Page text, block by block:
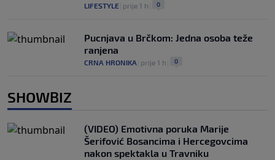
LIFESTYLE prije 1 h 0
Pucnjava u Brčkom: Jedna osoba teže
ranjena
CRNA HRONIKA prije 1 h 0
SHOWBIZ
(VIDEO) Emotivna poruka Marije
Šerifović Bosancima i Hercegovcima
nakon spektakla u Travniku